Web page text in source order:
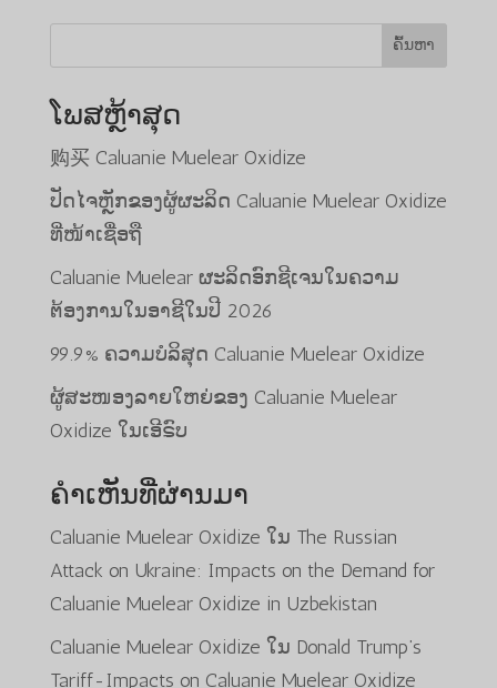
ຄົ້ນຫາ
ໂພສຫຼ້າສຸດ
购买 Caluanie Muelear Oxidize
ປັດໄຈຫຼັກຂອງຜູ້ຜະລິດ Caluanie Muelear Oxidize
ທີ່ໜ້າເຊື່ອຖື
Caluanie Muelear ຜະລິດອົກຊີເຈນໃນຄວາມ
ຕ້ອງການໃນອາຊີໃນປີ 2026
99.9% ຄວາມບໍລິສຸດ Caluanie Muelear Oxidize
ຜູ້ສະໜອງລາຍໃຫຍ່ຂອງ Caluanie Muelear
Oxidize ໃນເອີຣົບ
ຄຳເຫັນທີ່ຜ່ານມາ
Caluanie Muelear Oxidize ໃນ The Russian
Attack on Ukraine: Impacts on the Demand for
Caluanie Muelear Oxidize in Uzbekistan
Caluanie Muelear Oxidize ໃນ Donald Trump’s
Tariff-Impacts on Caluanie Muelear Oxidize